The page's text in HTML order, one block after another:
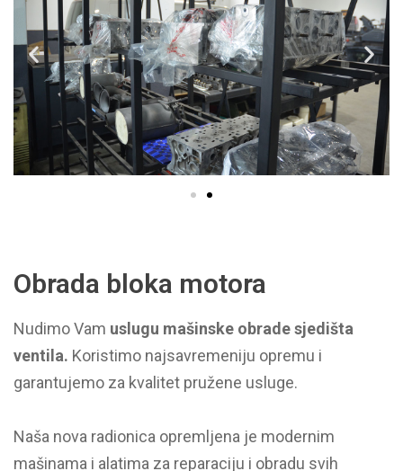
Obrada bloka motora
Nudimo Vam uslugu mašinske obrade sjedišta
ventila. Koristimo najsavremeniju opremu i
garantujemo za kvalitet pružene usluge.
Naša nova radionica opremljena je modernim
mašinama i alatima za reparaciju i obradu svih